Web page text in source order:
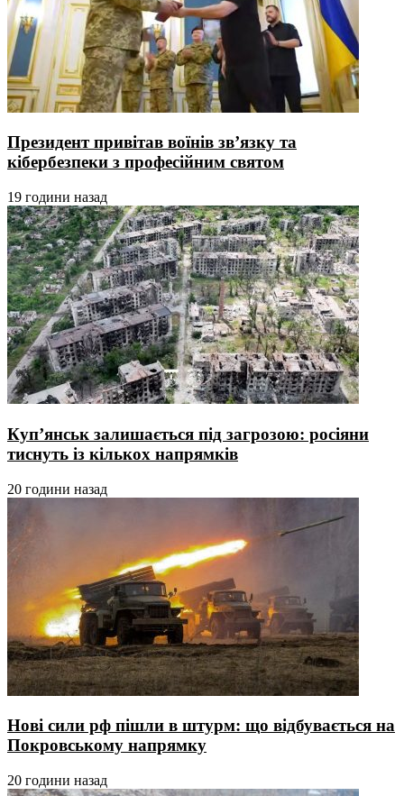
Президент привітав воїнів зв’язку та
кібербезпеки з професійним святом
19 години назад
Куп’янськ залишається під загрозою: росіяни
тиснуть із кількох напрямків
20 години назад
Нові сили рф пішли в штурм: що відбувається на
Покровському напрямку
20 години назад